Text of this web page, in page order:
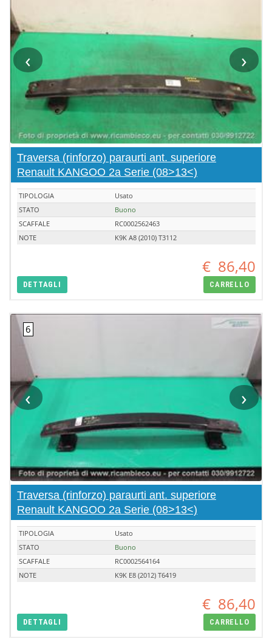
‹ ›
Traversa (rinforzo) paraurti ant. superiore
Renault KANGOO 2a Serie (08>13<)
TIPOLOGIA
Usato
STATO
Buono
SCAFFALE
RC0002562463
NOTE
K9K A8 (2010) T3112
€ 86,40
DETTAGLI CARRELLO
‹ ›
Traversa (rinforzo) paraurti ant. superiore
Renault KANGOO 2a Serie (08>13<)
TIPOLOGIA
Usato
STATO
Buono
SCAFFALE
RC0002564164
NOTE
K9K E8 (2012) T6419
€ 86,40
DETTAGLI CARRELLO